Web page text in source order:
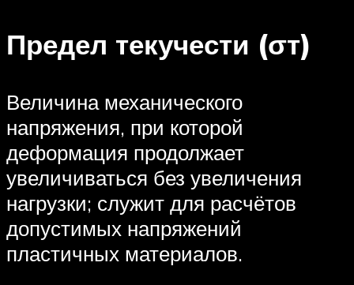
Предел текучести (σт)
Величина механического
напряжения, при которой
деформация продолжает
увеличиваться без увеличения
нагрузки; служит для расчётов
допустимых напряжений
пластичных материалов.